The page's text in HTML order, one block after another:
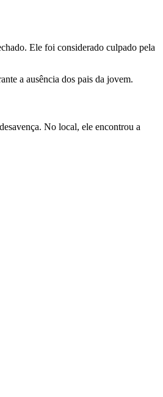
Ele foi considerado culpado pela
a ausência dos pais da jovem.
No local, ele encontrou a